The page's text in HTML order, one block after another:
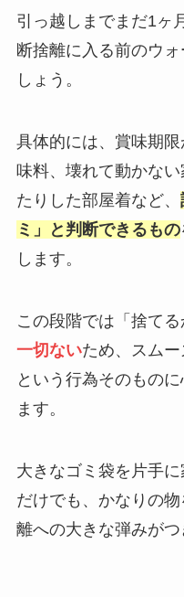
引っ越しまでまだ1ヶ
断捨離に入る前のウ
しょう。
具体的には、賞味期
味料、壊れて動かな
たりした部屋着など、
ミ」と判断できるもの
します。
この段階では「捨て
一切ないため、スムー
という行為そのもの
ます。
大きなゴミ袋を片手
だけでも、かなりの
離への大きな弾みがつ